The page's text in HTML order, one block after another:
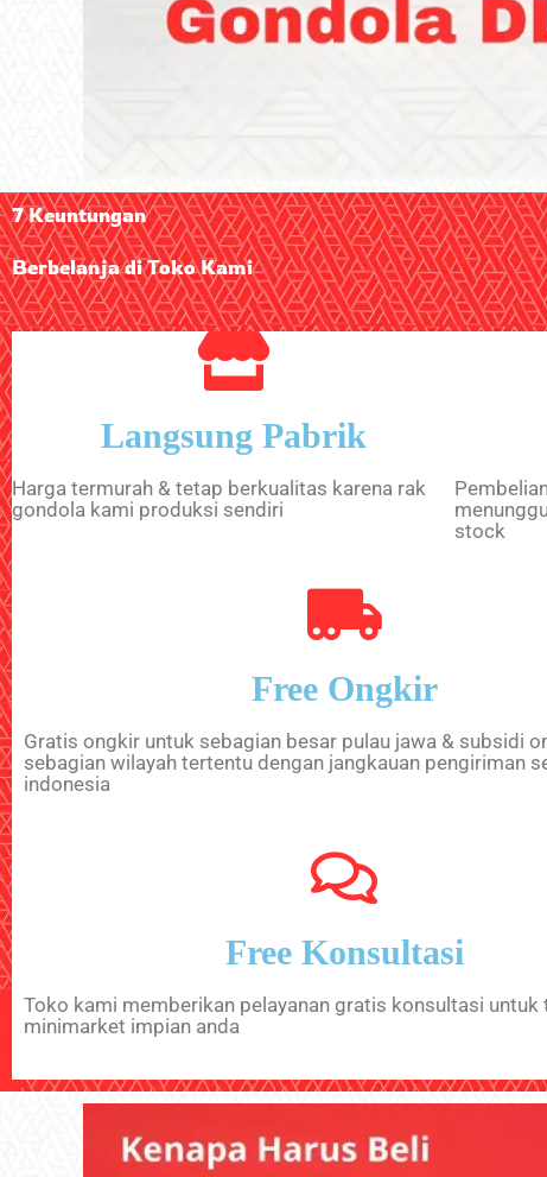
7 Keuntungan
Berbelanja di Toko Kami
Langsung Pabrik
Harga termurah & tetap berkualitas karena rak
gondola kami produksi sendiri
stock
Free Ongkir
Gratis ongkir untuk sebagian besar pulau jawa & subsidi
sebagian wilayah tertentu dengan jangkauan pengiriman
indonesia
Free Konsultasi
Toko kami memberikan pelayanan gratis konsultasi untuk
minimarket impian anda